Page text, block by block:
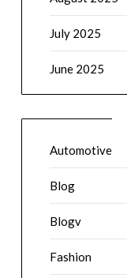
July 2025
June 2025
Automotive
Blog
Blogv
Fashion